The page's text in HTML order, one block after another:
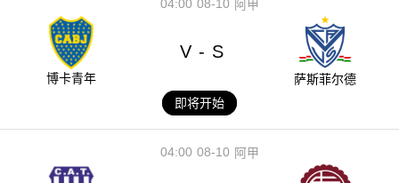
08-10
04:00 阿甲
博卡青年
V - S
萨斯菲尔德
即将开始
08-10
04:00 阿甲